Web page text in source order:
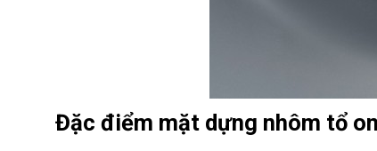
Đặc điểm mặt dựng nhôm tổ